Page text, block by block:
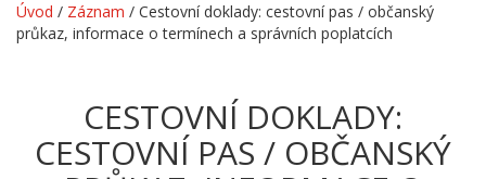
Úvod / Záznam / Cestovní doklady: cestovní pas / občanský
průkaz, informace o termínech a správních poplatcích
CESTOVNÍ DOKLADY:
CESTOVNÍ PAS / OBČANSKÝ